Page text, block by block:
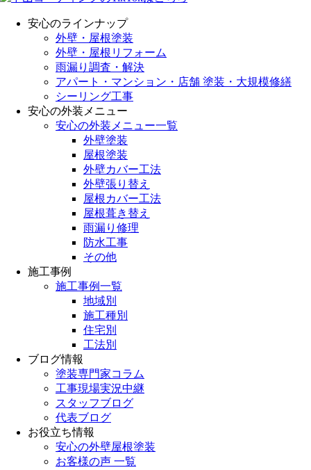
安心のラインナップ
外壁・屋根塗装
外壁・屋根リフォーム
雨漏り調査・解決
アパート・マンション・店舗 塗装・大規模修繕
シーリング工事
安心の外装メニュー
安心の外装メニュー一覧
外壁塗装
屋根塗装
外壁カバー工法
外壁張り替え
屋根カバー工法
屋根葺き替え
雨漏り修理
防水工事
その他
施工事例
施工事例一覧
地域別
施工種別
住宅別
工法別
ブログ情報
塗装専門家コラム
工事現場実況中継
スタッフブログ
代表ブログ
お役立ち情報
安心の外壁屋根塗装
お客様の声 一覧